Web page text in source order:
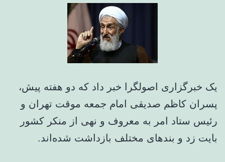
یک خبرگزاری اصولگرا خبر داد که دو هفته پیش،
پسران کاظم صدیقی امام جمعه موقت تهران و
رئیس ستاد امر به معروف و نهی از منکر کشور
بایت زد و بندهای مختلف بازداشت شده‌اند.